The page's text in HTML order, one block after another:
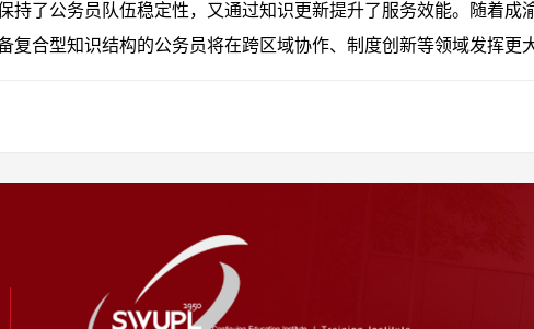
持了公务员队伍稳定性，又通过知识更新提升了服务效能。随着成
复合型知识结构的公务员将在跨区域协作、制度创新等领域发挥更